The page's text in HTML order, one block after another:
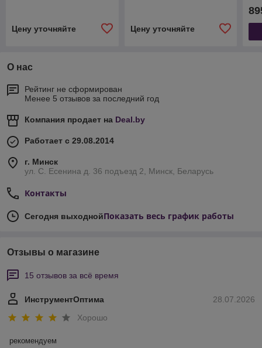
Цену уточняйте Цену уточняйте
О нас
Рейтинг не сформирован
Менее 5 отзывов за последний год
Компания продает на Deal.by
Работает с 29.08.2014
г. Минск
ул. С. Есенина д. 36 подъезд 2, Минск, Беларусь
Контакты
Сегодня выходнойПоказать весь график работы
Отзывы о магазине
15 отзывов за всё время
28.07.2026
ИнструментОптима
Хорошо
рекомендуем